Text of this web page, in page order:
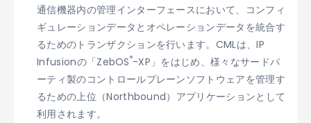
通信機器内の管理インターフェースにおいて、コンフィ
ギュレーションデータとオペレーションデータを統合す
るためのトランザクションを行います。CMLは、IP
Infusionの「ZebOS®-XP」をはじめ、様々なサードパ
ーティ製のコントロールプレーンソフトウェアを管理す
るための上位（Northbound）アプリケーションとして
利用されます。